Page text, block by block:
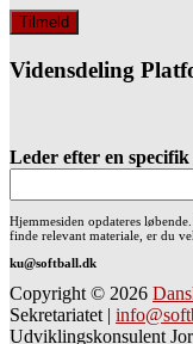
Vidensdeling
Leder efter en specifik
Hjemmesiden opdateres
finde relevant materiale, er du
ku@softball.dk
Copyright © 2026
Sekretariatet |
Udviklingskonsulent